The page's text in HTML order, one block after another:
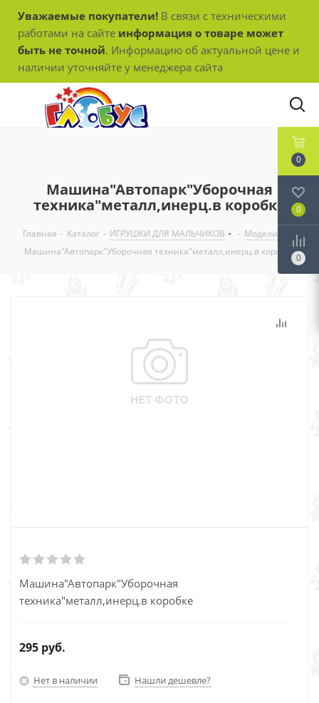
Уважаемые покупатели! В связи с техническими
работами на сайте информация о товаре может
быть не точной. Информацию об актуальной цене и
наличии уточняйте у менеджера сайта
Машина"Автопарк"Уборочная
техника"металл,инерц.в коробке
Главная - Каталог - ИГРУШКИ ДЛЯ МАЛЬЧИКОВ - Модели
Машина"Автопарк"Уборочная техника"металл,инерц.в коробке
Машина"Автопарк"Уборочная
техника"металл,инерц.в коробке
295 руб.
Нет в наличии Нашли дешевле?
0
0
0